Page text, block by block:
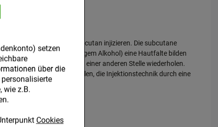
setzen
über die
wie z.B.
Cookies
mal wöchentlich 1 ml subcutan injizieren. Die subcutane
durch Abreiben mit 70%igem Alkohol) eine Hautfalte bilden
in diesem Fall an einer anderen Stelle wiederholen.
wird in jedem Fall empfohlen, die Injektionstechnik durch eine